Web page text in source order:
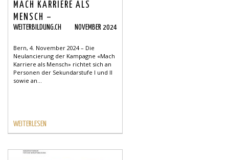
MACH KARRIERE ALS
MENSCH –
LANGZEITPFLEGE
WEITERBILDUNG.CH NOVEMBER 2024
Bern, 4. November 2024 – Die
Neulancierung der Kampagne «Mach
Karriere als Mensch» richtet sich an
Personen der Sekundarstufe I und II
sowie an...
WEITERLESEN